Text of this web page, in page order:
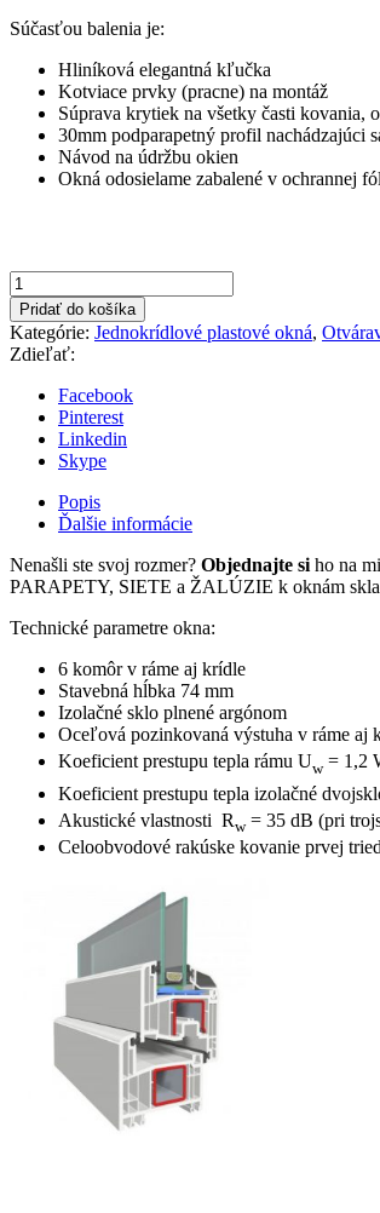
Súčasťou balenia je:
Hliníková elegantná kľučka
Kotviace prvky (pracne) na montáž
Súprava krytiek na všetky časti kovania,
30mm podparapetný profil nachádzajúci
Návod na údržbu okien
Okná odosielame zabalené v ochrannej
množstvo
500x500mm
Pravé
antracit/biela
farba
otváravo-
sklopné
okno
Pridať do košíka
Kategórie: Jednokrídlové plastové okná,
Zdieľať:
Facebook
Pinterest
Linkedin
Skype
Popis
Ďalšie informácie
Nenašli ste svoj rozmer? Objednajte si ho na
PARAPETY, SIETE a ŽALÚZIE k oknám
Technické parametre okna:
6 komôr v ráme aj krídle
Stavebná hĺbka 74 mm
Izolačné sklo plnené argónom
Oceľová pozinkovaná výstuha v ráme aj
Koeficient prestupu tepla rámu Uw = 1,2
Koeficient prestupu tepla izolačné
Akustické vlastnosti Rw= 35 dB (pri
Celoobvodové rakúske kovanie prvej